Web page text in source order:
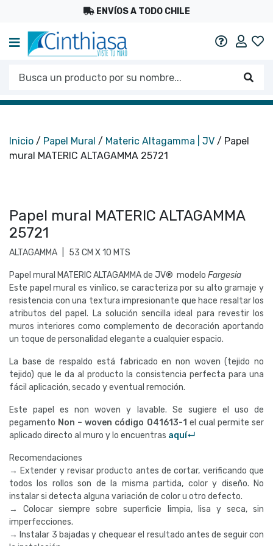
ENVÍOS A TODO CHILE
Mi
Busca un producto por su nombre...
Inicio / Papel Mural / Materic Altagamma | JV / Papel
mural MATERIC ALTAGAMMA 25721
Papel mural MATERIC ALTAGAMMA
25721
ALTAGAMMA 53 CM X 10 MTS
Papel mural MATERIC ALTAGAMMA de JV® modelo Fargesia
Este papel mural es vinílico, se caracteriza por su alto gramaje y
resistencia con una textura impresionante que hace resaltar los
atributos del papel. La solución sencilla ideal para revestir los
muros interiores como complemento de decoración aportando
un toque de personalidad elegante a cualquier espacio.
La base de respaldo está fabricado en non woven (tejido no
tejido) que le da al producto la consistencia perfecta para una
fácil aplicación, secado y eventual remoción.
Este papel es non woven y lavable. Se sugiere el uso de
pegamento Non – woven código 041613-1 el cual permite ser
aplicado directo al muro y lo encuentras aquí↵
Recomendaciones
→ Extender y revisar producto antes de cortar, verificando que
todos los rollos son de la misma partida, color y diseño. No
instalar si detecta alguna variación de color u otro defecto.
→ Colocar siempre sobre superficie limpia, lisa y seca, sin
imperfecciones.
→ Instalar 3 bajadas y chequear el resultado antes de seguir con